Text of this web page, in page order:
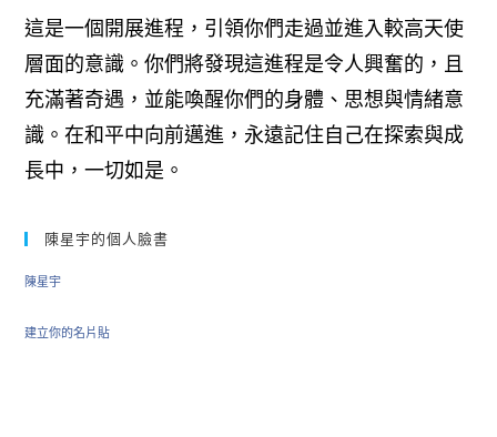
這是一個開展進程，引領你們走過並進入較高天使
層面的意識。你們將發現這進程是令人興奮的，且
充滿著奇遇，並能喚醒你們的身體、思想與情緒意
識。在和平中向前邁進，永遠記住自己在探索與成
長中，一切如是。
陳星宇的個人臉書
陳星宇
建立你的名片貼